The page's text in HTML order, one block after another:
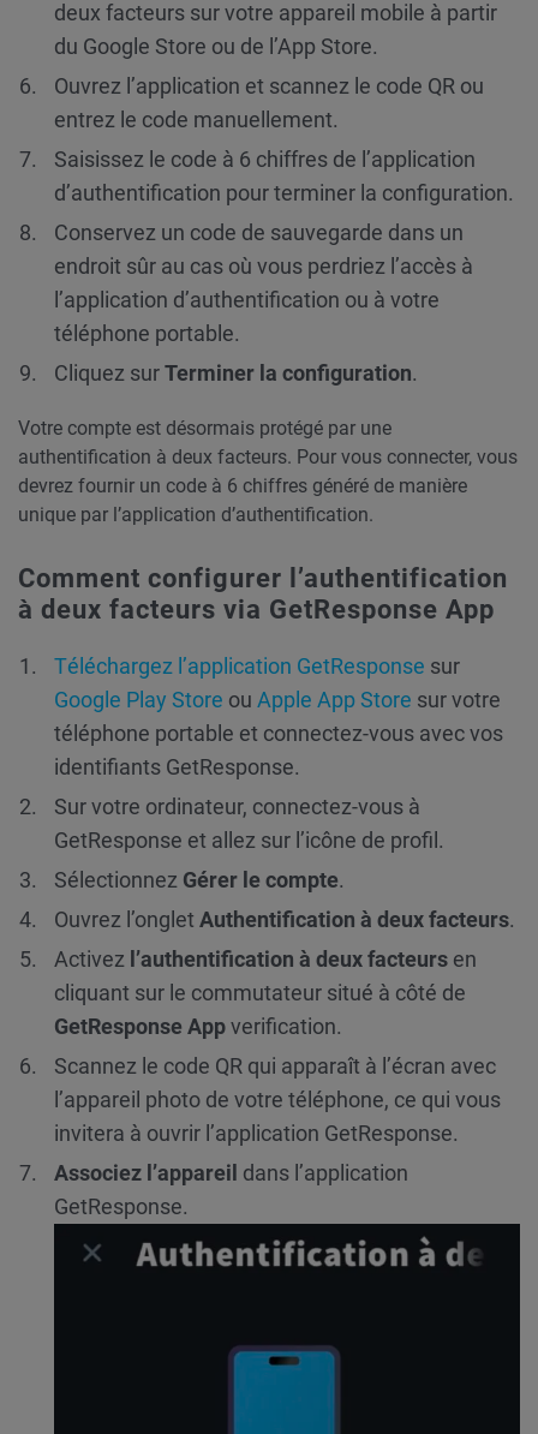
deux facteurs sur votre appareil mobile à partir
du Google Store ou de l’App Store.
Ouvrez l’application et scannez le code QR ou
entrez le code manuellement.
Saisissez le code à 6 chiffres de l’application
d’authentification pour terminer la configuration.
Conservez un code de sauvegarde dans un
endroit sûr au cas où vous perdriez l’accès à
l’application d’authentification ou à votre
téléphone portable.
Cliquez surTerminer la configuration.
Votre compte est désormais protégé par une
authentification à deux facteurs. Pour vous connecter, vous
devrez fournir un code à 6 chiffres généré de manière
unique par l’application d’authentification.
Comment configurer l’authentification
à deux facteurs via GetResponse App
Téléchargez l’application GetResponse sur
Google Play Store ou Apple App Store sur votre
téléphone portable et connectez-vous avec vos
identifiants GetResponse.
Sur votre ordinateur, connectez-vous à
GetResponse et allez sur l’icône de profil.
Sélectionnez Gérer le compte.
Ouvrez l’onglet Authentification à deux facteurs.
Activez l’authentification à deux facteurs en
cliquant sur le commutateur situé à côté de
GetResponse Appverification.
Scannez le code QR qui apparaît à l’écran avec
l’appareil photo de votre téléphone, ce qui vous
invitera à ouvrir l’application GetResponse.
Associez l’appareil dans l’application
GetResponse.